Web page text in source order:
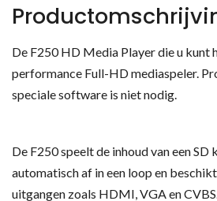
De F250 HD Media Player die u kunt
performance Full-HD mediaspeler.
speciale software is niet nodig.
De F250 speelt de inhoud van een SD
automatisch af in een loop en
uitgangen zoals HDMI, VGA en